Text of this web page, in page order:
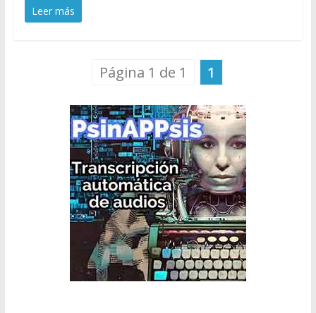
Leer más
Página 1 de 1 1